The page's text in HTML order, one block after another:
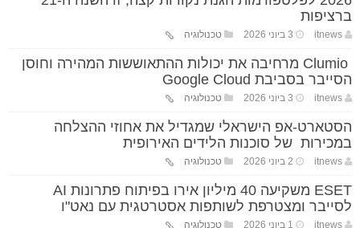
ברציפות
itnews 3 ביוני 2026 טכנולוגיה
Clumio מרחיבה את יכולות ההתאוששות המהירה וחוסן
הסייבר בסביבת Google Cloud
itnews 3 ביוני 2026 טכנולוגיה
הסטארט-אפ הישראלי שמגדיל את אחוזי ההצלחה
במכירות של סוכנות הלידים האירופית
itnews 2 ביוני 2026 טכנולוגיה
ESET משקיעה 40 מיליון אירו בפיתוח פתרונות AI
לסייבר ומצטרפת לשותפות אסטרטגית עם נאט"ו
itnews 1 ביוני 2026 טכנולוגיה